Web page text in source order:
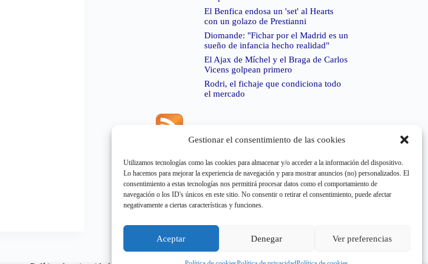
Gestionar el consentimiento de las cookies
Utilizamos tecnologías como las cookies para almacenar y/o acceder a la información del dispositivo.
Lo hacemos para mejorar la experiencia de navegación y para mostrar anuncios (no) personalizados. El
consentimiento a estas tecnologías nos permitirá procesar datos como el comportamiento de
navegación o los ID's únicos en este sitio. No consentir o retirar el consentimiento, puede afectar
negativamente a ciertas características y funciones.
Aceptar Denegar Ver preferencias
El Benfica endosa un 'set' al Hearts
con un golazo de Prestianni
Diomande: "Fichar por el Madrid es un
sueño de infancia hecho realidad"
El Ajax de Míchel y el Braga de Carlos
Vicens golpean primero
Rodri, el fichaje que condiciona todo
el mercado
Error de RSS:Retrieved unsupported status code
"404"